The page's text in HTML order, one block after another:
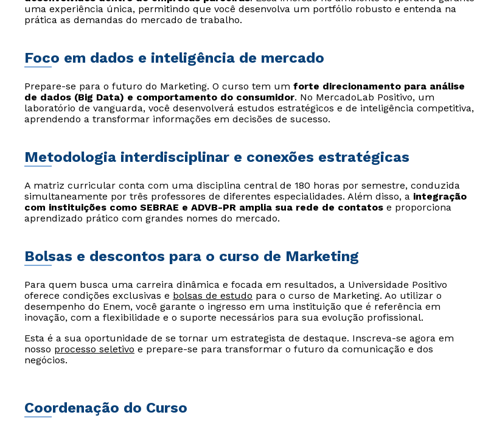
uma experiência única, permitindo que você desenvolva um portfólio robusto e entenda na
prática as demandas do mercado de trabalho.
Foco em dados e inteligência de mercado
Prepare-se para o futuro do Marketing. O curso tem um forte direcionamento para análise
de dados (Big Data) e comportamento do consumidor. No MercadoLab Positivo, um
laboratório de vanguarda, você desenvolverá estudos estratégicos e de inteligência competitiva,
aprendendo a transformar informações em decisões de sucesso.
Metodologia interdisciplinar e conexões estratégicas
A matriz curricular conta com uma disciplina central de 180 horas por semestre, conduzida
simultaneamente por três professores de diferentes especialidades. Além disso, a integração
com instituições como SEBRAE e ADVB-PR amplia sua rede de contatos e proporciona
aprendizado prático com grandes nomes do mercado.
Bolsas e descontos para o curso de Marketing
Para quem busca uma carreira dinâmica e focada em resultados, a Universidade Positivo
oferece condições exclusivas e bolsas de estudo para o curso de Marketing. Ao utilizar o
desempenho do Enem, você garante o ingresso em uma instituição que é referência em
inovação, com a flexibilidade e o suporte necessários para sua evolução profissional.
Esta é a sua oportunidade de se tornar um estrategista de destaque. Inscreva-se agora em
nosso processo seletivo e prepare-se para transformar o futuro da comunicação e dos
negócios.
Coordenação do Curso